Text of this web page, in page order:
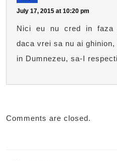
July 17, 2015 at 10:20 pm
Nici eu nu cred in faza
daca vrei sa nu ai
in Dumnezeu, sa-I
Comments are closed.